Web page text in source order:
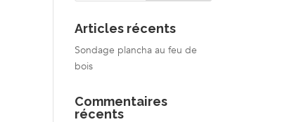
Articles récents
Sondage plancha au feu de
bois
Commentaires
récents